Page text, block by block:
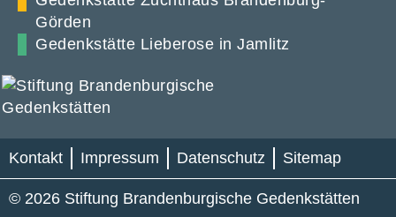
Görden
Gedenkstätte Lieberose in Jamlitz
Kontakt Impressum Datenschutz Sitemap
© 2026 Stiftung Brandenburgische Gedenkstätten